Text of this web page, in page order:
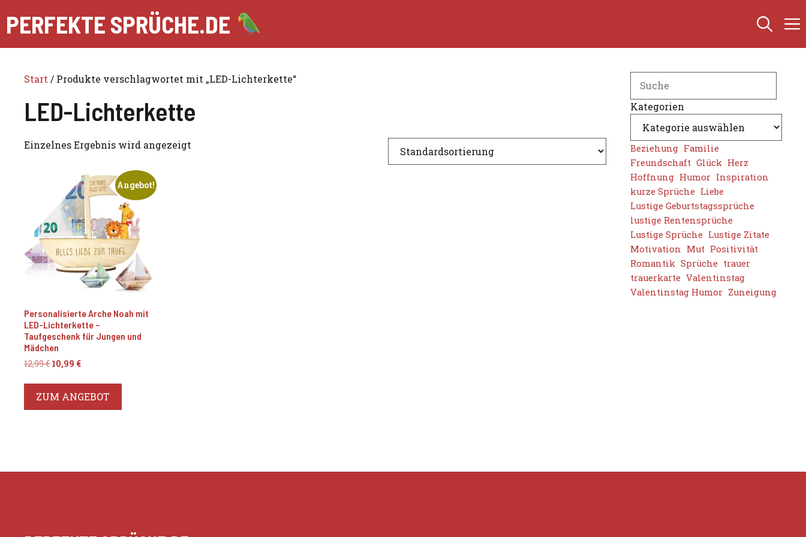
Inhalt
springen
PERFEKTE SPRÜCHE.DE
Start / Produkte verschlagwortet mit „LED-Lichterkette“
LED-Lichterkette
Einzelnes Ergebnis wird angezeigt
Angebot!
Personalisierte Arche Noah mit
LED-Lichterkette –
Taufgeschenk für Jungen und
Mädchen
12,99€ Ursprünglicher
war:
12,99 €
10,99 €Aktueller
ist:
10,99 €.
ZUM ANGEBOT
Kategorien
Beziehung Familie
Freundschaft Glück Herz
Hoffnung Humor Inspiration
kurze Sprüche Liebe
Lustige Geburtstagssprüche
lustige Rentensprüche
Lustige Sprüche Lustige Zitate
Motivation Mut Positivität
Romantik Sprüche trauer
trauerkarte Valentinstag
Valentinstag Humor Zuneigung